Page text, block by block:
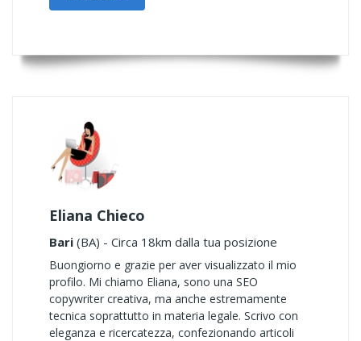
Eliana Chieco
Bari (BA) - Circa 18km dalla tua posizione
Buongiorno e grazie per aver visualizzato il mio
profilo. Mi chiamo Eliana, sono una SEO
copywriter creativa, ma anche estremamente
tecnica soprattutto in materia legale. Scrivo con
eleganza e ricercatezza, confezionando articoli